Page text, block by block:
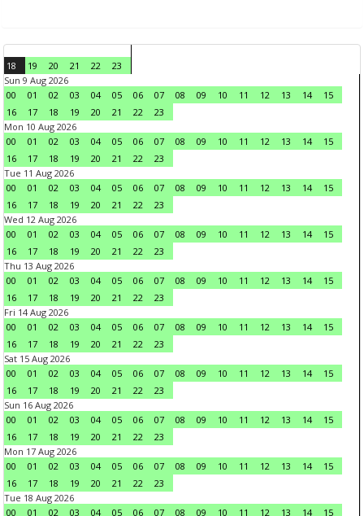
18 19 20 21 22
23
Sun 9 Aug 2026
00
01 02 03 04 05 06 07 08 09 10 11 12 13 14
15
16
17 18 19 20 21 22
23
Mon 10 Aug 2026
00
01 02 03 04 05 06 07 08 09 10 11 12 13 14
15
16
17 18 19 20 21 22
23
Tue 11 Aug 2026
00
01 02 03 04 05 06 07 08 09 10 11 12 13 14
15
16
17 18 19 20 21 22
23
Wed 12 Aug 2026
00
01 02 03 04 05 06 07 08 09 10 11 12 13 14
15
16
17 18 19 20 21 22
23
Thu 13 Aug 2026
00
01 02 03 04 05 06 07 08 09 10 11 12 13 14
15
16
17 18 19 20 21 22
23
Fri 14 Aug 2026
00
01 02 03 04 05 06 07 08 09 10 11 12 13 14
15
16
17 18 19 20 21 22
23
Sat 15 Aug 2026
00
01 02 03 04 05 06 07 08 09 10 11 12 13 14
15
16
17 18 19 20 21 22
23
Sun 16 Aug 2026
00
01 02 03 04 05 06 07 08 09 10 11 12 13 14
15
16
17 18 19 20 21 22
23
Mon 17 Aug 2026
00
01 02 03 04 05 06 07 08 09 10 11 12 13 14
15
16
17 18 19 20 21 22
23
Tue 18 Aug 2026
00
01 02 03 04 05 06 07 08 09 10 11 12 13 14 15